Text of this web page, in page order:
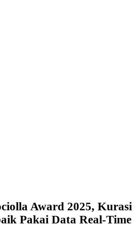
Award 2025, Kurasi
Pakai Data Real-Time